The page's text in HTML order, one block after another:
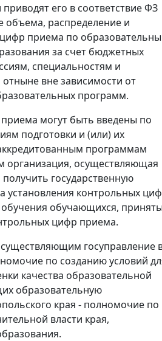
его в соответствие ФЗ
объема, распределение и
приема по
за счет бюджетных
специальностям и
вне зависимости от
программ.
могут быть введены по
подготовки и (или) их
программам
организация, осуществляющая
государственную
установления контрольных
обучающихся,
цифр приема.
госуправление
по созданию условий
качества образовательной
образовательную
края - полномочие по
власти края,